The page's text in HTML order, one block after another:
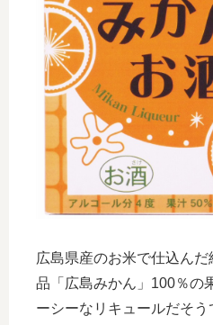
広島県産のお米で仕込ん
品「広島みかん」100％の
ーシーなリキュールだそ